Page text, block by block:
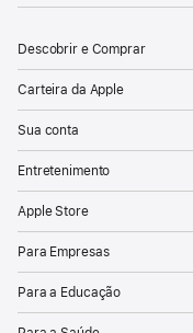
Descobrir e Comprar
Carteira da Apple
Sua conta
Entretenimento
Apple Store
Para Empresas
Para a Educação